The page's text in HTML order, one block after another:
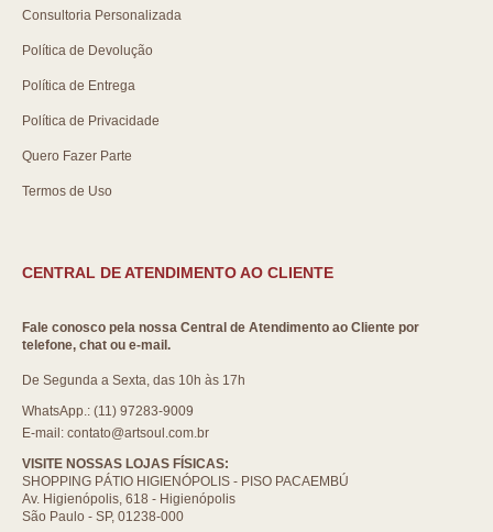
Consultoria Personalizada
Política de Devolução
Política de Entrega
Política de Privacidade
Quero Fazer Parte
Termos de Uso
CENTRAL DE ATENDIMENTO AO CLIENTE
Fale conosco pela nossa Central de Atendimento ao Cliente por
telefone, chat ou e-mail.
De Segunda a Sexta, das 10h às 17h
WhatsApp.: (11) 97283-9009
E-mail: contato@artsoul.com.br
VISITE NOSSAS LOJAS FÍSICAS:
SHOPPING PÁTIO HIGIENÓPOLIS - PISO PACAEMBÚ
Av. Higienópolis, 618 - Higienópolis
São Paulo - SP, 01238-000